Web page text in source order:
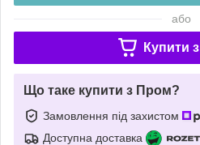
або
Купити з
Що таке купити з Пром?
Замовлення під захистом
Доступна доставка